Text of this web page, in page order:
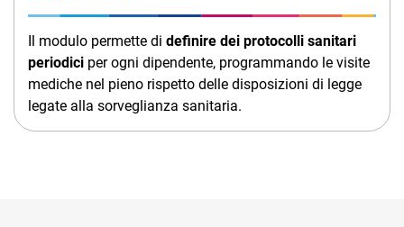
Il modulo permette di definire dei protocolli sanitari
periodici per ogni dipendente, programmando le visite
mediche nel pieno rispetto delle disposizioni di legge
legate alla sorveglianza sanitaria.